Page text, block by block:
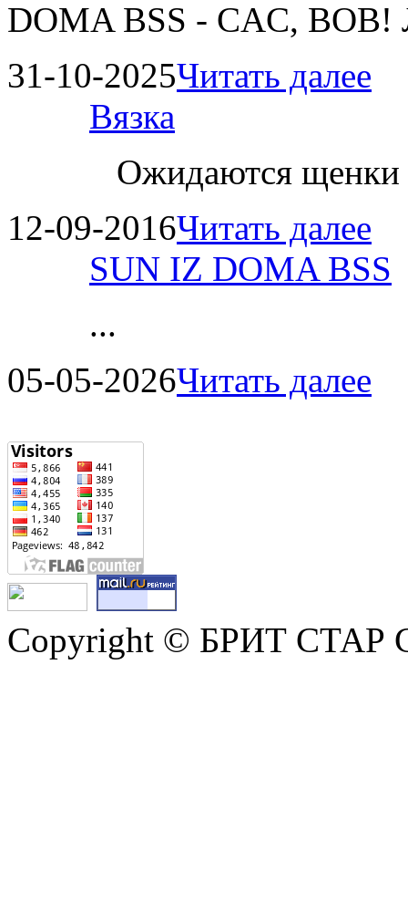
DOMA BSS - CAC,
31-10-2025Читать далее
Вязка
Ожидаются
12-09-2016Читать далее
SUN IZ DOMA BSS
...
05-05-2026Читать далее
Copyright © БРИТ СТАР